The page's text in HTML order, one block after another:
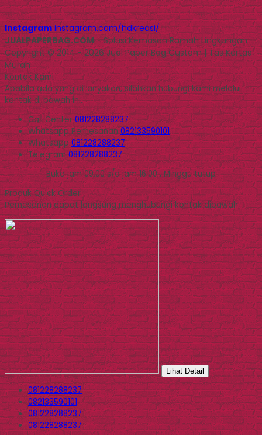
Instagram instagram.com/hdkreasi/
JUALPAPERBAG.COM- Solusi Kemasan Ramah Lingkungan
Copyright © 2014 - 2026 Jual Paper Bag Custom | Tas Kertas
Murah
Kontak Kami
Apabila ada yang ditanyakan, silahkan hubungi kami melalui
kontak di bawah ini.
Call Center081228288237
WhatsappPemesanan 082133590101
Whatsapp081228288237
Telegram081228288237
Buka jam 09.00 s/d jam 16.00 , Minggu tutup
Produk Quick Order
Pemesanan dapat langsung menghubungi kontak dibawah:
Lihat Detail
081228288237
082133590101
081228288237
081228288237